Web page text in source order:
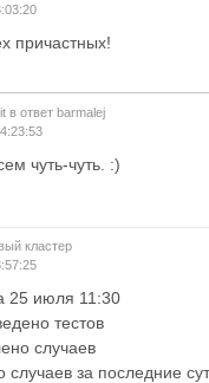
причастных!
в ответ barmalej
чуть-чуть. :)
кластер
25 июля 11:30
тестов
случаев
за последние